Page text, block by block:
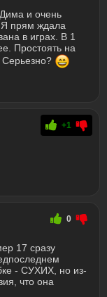
и очень
Я прям ждала
в играх. В 1
Простоять на
+1
0
17 сразу
- СУХИХ, но из-
что она